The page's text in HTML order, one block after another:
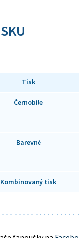
Tisk
Černobíle
Barevně
Kombinovaný tisk